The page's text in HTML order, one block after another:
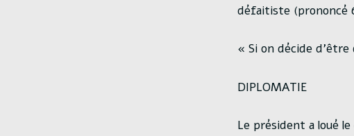
défaitiste (prononcé
« Si on décide
DIPLOMATIE
Le président a loué